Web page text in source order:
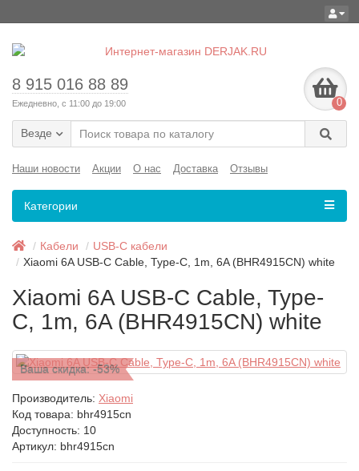
8 915 016 88 89
Ежедневно, с 11:00 до 19:00 0
Везде
Наши новости Акции О нас Доставка Отзывы
Категории
Кабели
USB-C кабели
Xiaomi 6A USB-C Cable, Type-C, 1m, 6A (BHR4915CN) white
Xiaomi 6A USB-C Cable, Type-
C, 1m, 6A (BHR4915CN) white
Ваша скидка: -53%
Производитель: Xiaomi
Код товара: bhr4915cn
Доступность: 10
Артикул: bhr4915cn